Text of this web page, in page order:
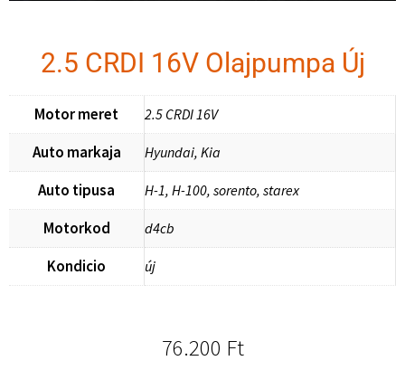
2.5 CRDI 16V Olajpumpa Új
Motor meret 2.5 CRDI 16V
Auto markaja Hyundai, Kia
Auto tipusa H-1, H-100, sorento, starex
Motorkod d4cb
Kondicio új
76.200 Ft